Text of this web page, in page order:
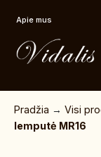
Apie mus
Pradžia →Visi
lemputė MR16